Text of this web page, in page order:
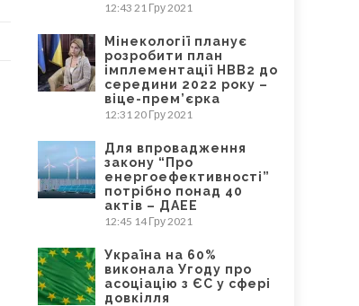
12:43 21 Гру 2021
Мінекології планує
розробити план
імплементації НВВ2 до
середини 2022 року –
віце-прем’єрка
12:3120 Гру 2021
Для впровадження
закону “Про
енергоефективності”
потрібно понад 40
актів – ДАЕЕ
12:45 14 Гру 2021
Україна на 60%
виконала Угоду про
асоціацію з ЄС у сфері
довкілля